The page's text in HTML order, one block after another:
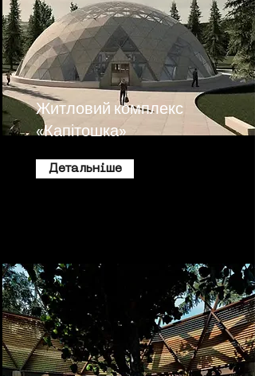
Житловий комплекс
«Капітошка»
Детальніше